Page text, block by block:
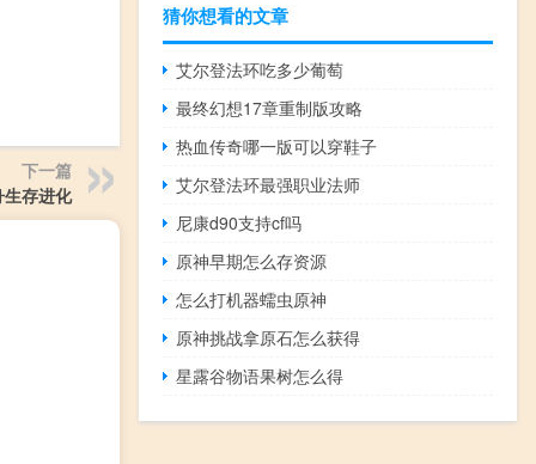
下一篇
存进化
猜你想看的文章
艾尔登法环吃多少葡萄
最终幻想17章重制版攻略
热血传奇哪一版可以穿鞋子
艾尔登法环最强职业法师
尼康d90支持cf吗
原神早期怎么存资源
怎么打机器蠕虫原神
原神挑战拿原石怎么获得
星露谷物语果树怎么得